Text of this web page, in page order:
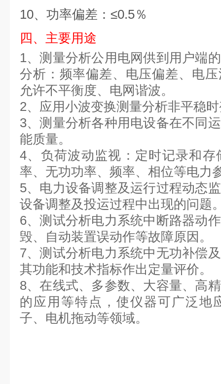
10、 功率偏差： ≤0.5％
四、 主要用途
1、测量分析公用电网供到用户端
分析：频率偏差、电压偏差、电
允许不平衡度、电网谐波。
2、 应用小波变换测量分析非平稳
3、测量分析各种用电设备在不同
能质量。
4、 负荷波动监视：定时记录和
率、无功功率、频率、相位等电力
5、 电力设备调整及运行过程动态
设备调整及投运过程中出现的问题
6、测试分析电力系统中断路器动
毁、自动装置误动作等故障原因。
7、测试分析电力系统中无功补偿
其功能和技术指标作出定量评价。
8、在线式、多参数、大容量、高
的应用等特点，使仪器可广泛地
子、电机拖动等领域。